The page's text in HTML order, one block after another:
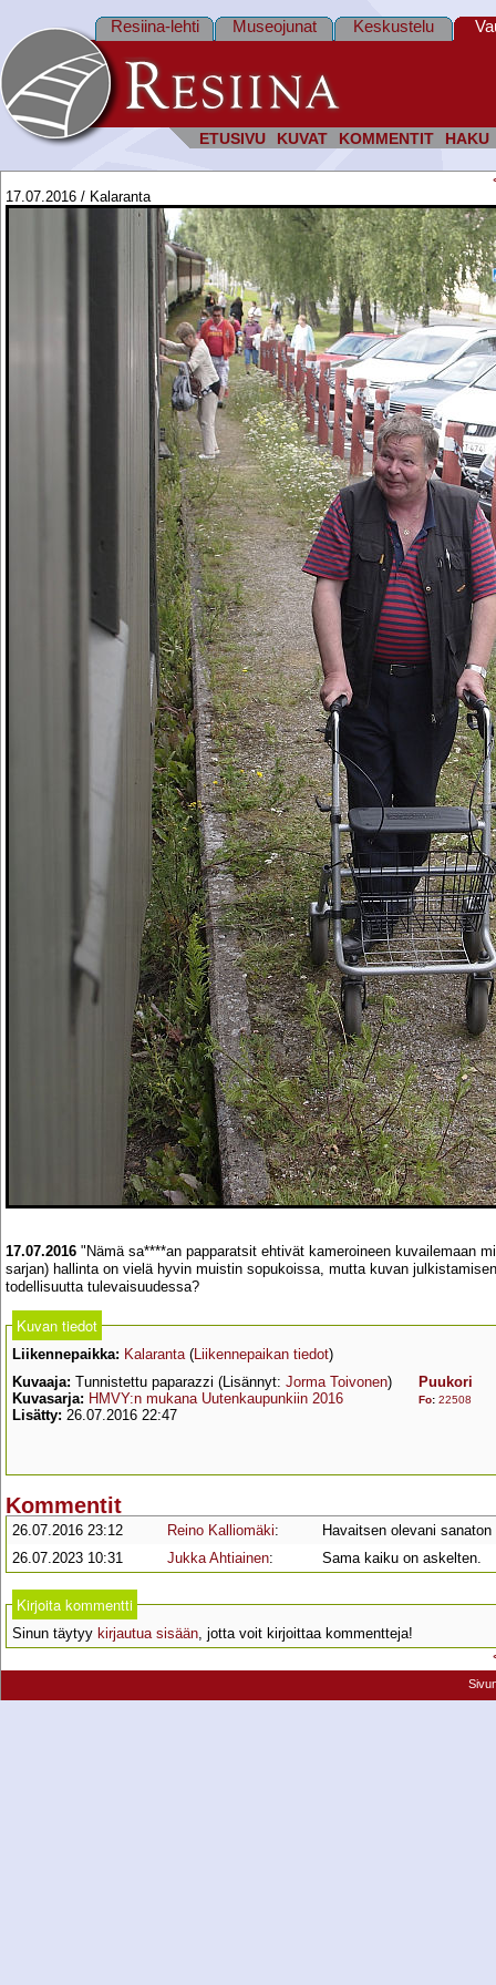
ETUSIVU KUVAT KOMMENTIT HAKU
Resiina-lehti Museojunat Keskustelu
17.07.2016 / Kalaranta
17.07.2016 "Nämä sa****an papparatsit ehtivät kameroineen kuvailemaan
sarjan) hallinta on vielä hyvin muistin sopukoissa, mutta kuvan
todellisuutta tulevaisuudessa?
Kuvan tiedot
Liikennepaikka: Kalaranta(Liikennepaikan tiedot)
Kuvaaja: Tunnistettu paparazzi (Lisännyt: Jorma Toivonen)
Kuvasarja: HMVY:n mukana Uutenkaupunkiin 2016
Lisätty: 26.07.2016 22:47
Puukori
Fo: 22508
Kommentit
26.07.2016 23:12 Reino Kalliomäki:
Havaitsen olevani sanaton
26.07.2023 10:31
Jukka Ahtiainen: Sama kaiku on askelten.
Kirjoita kommentti
Sinun täytyy kirjautua sisään, jotta voit kirjoittaa kommentteja!